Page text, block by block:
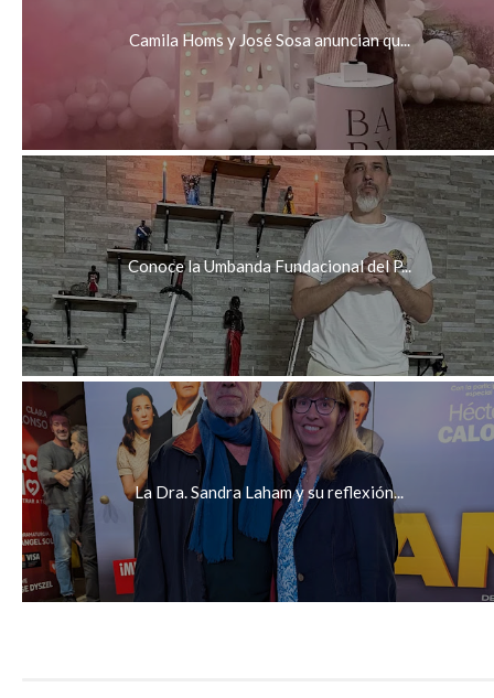
Camila Homs y José Sosa anuncian qu...
Conoce la Umbanda Fundacional del P...
La Dra. Sandra Laham y su reflexión...